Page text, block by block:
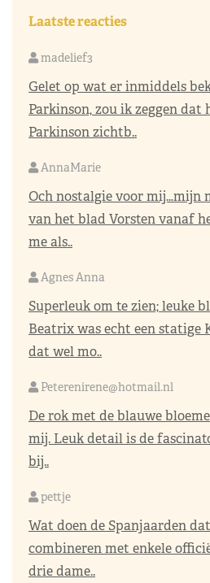
Laatste reacties
madelief3
Gelet op wat er inmiddels
Parkinson, zou ik zeggen dat
Parkinson zichtb..
AnnaMarie
Och nostalgie voor mij…mijn
van het blad Vorsten vanaf
me als..
Agnes Anna
Superleuk om te zien; leuke
Beatrix was echt een statige
dat wel mo..
Peterenirene@hotmail.nl
De rok met de blauwe
mij. Leuk detail is de
bij..
pettje
Wat doen de Spanjaarden
combineren met enkele
drie dame..